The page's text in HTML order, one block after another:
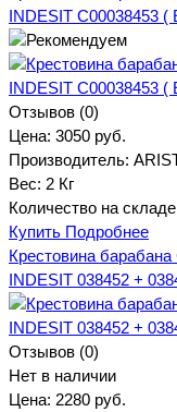
INDESIT C00038453 (
Отзывов (0)
Цена: 3050 руб.
Производитель:
Вес: 2 Кг
Количество на
Купить Подробнее
Крестовина
INDESIT 038452 +
Отзывов (0)
Нет в наличии
Цена: 2280 руб.